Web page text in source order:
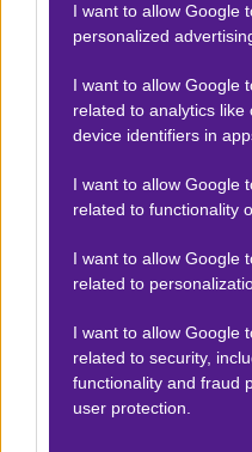
I want to allow Google
personalized
I want to allow Google
related to analytics like
device identifiers in
I want to allow Google
related to functionality
I want to allow Google
related to
I want to allow Google
related to security,
functionality and fraud
user protection.
1.70
Αποτέλεσμα: 0-1
Προσφορές*
ΒΑΘΜΟΛΟΓΙΕΣ
Super league
Βαθμολογίες Aγγλία
Βαθμολογίες